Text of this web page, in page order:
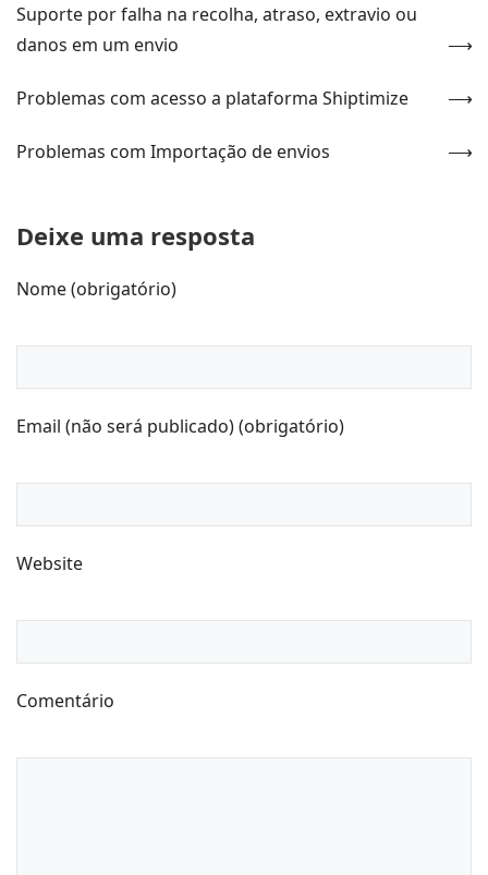
Suporte por falha na recolha, atraso, extravio ou
danos em um envio
Problemas com acesso a plataforma Shiptimize
Problemas com Importação de envios
Deixe uma resposta
Nome (obrigatório)
Email (não será publicado) (obrigatório)
Website
Comentário